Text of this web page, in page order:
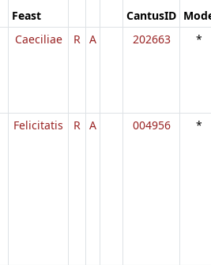
Feast CantusID
Caeciliae R A 202663 *
Felicitatis R A 004956 *